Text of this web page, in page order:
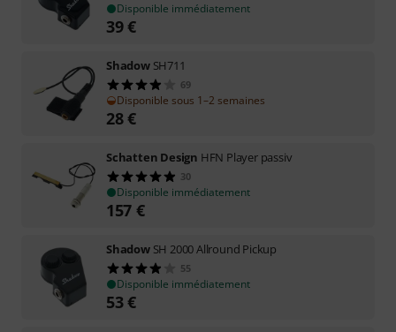
Disponible immédiatement
39€
Shadow SH711
69
Disponible sous 1–2 semaines
28€
Schatten Design HFN Player passiv
30
Disponible immédiatement
157 €
Shadow SH 2000 Allround Pickup
55
Disponible immédiatement
53€